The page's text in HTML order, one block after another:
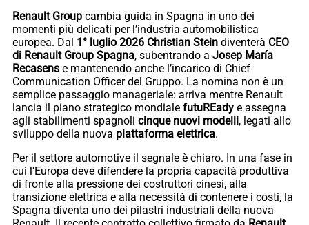
Renault Group cambia guida in Spagna in uno dei
momenti più delicati per l’industria automobilistica
europea. Dal 1° luglio 2026 Christian Stein diventerà CEO
di Renault Group Spagna, subentrando a Josep María
Recasens e mantenendo anche l’incarico di Chief
Communication Officer del Gruppo. La nomina non è un
semplice passaggio manageriale: arriva mentre Renault
lancia il piano strategico mondiale futuREady e assegna
agli stabilimenti spagnoli cinque nuovi modelli, legati allo
sviluppo della nuova piattaforma elettrica.
Per il settore automotive il segnale è chiaro. In una fase in
cui l’Europa deve difendere la propria capacità produttiva
di fronte alla pressione dei costruttori cinesi, alla
transizione elettrica e alla necessità di contenere i costi, la
Spagna diventa uno dei pilastri industriali della nuova